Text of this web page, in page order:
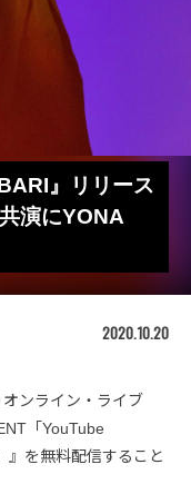
』リリース
演にYONA
2020.10.20
ンライン・ライブ
「YouTube
を無料配信すること